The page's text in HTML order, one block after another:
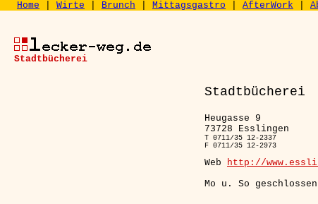
Home Wirte Brunch Mittagsgastro AfterWork
Stadtbücherei
Stadtbücherei
Heugasse 9
73728 Esslingen
T 0711/35 12-2337
F 0711/35 12-2973
Web http://
Mo u. So